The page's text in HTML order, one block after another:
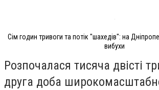
Сім годин тривоги та потік "шахедів": на
вибухи
Розпочалася тисяча двісті
друга доба